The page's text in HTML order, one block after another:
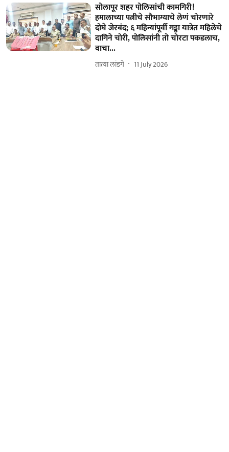
सोलापूर शहर पोलिसांची कामगिरी!
हमालाच्या पत्नीचे सौभाग्याचे लेणं चोरणारे
दोघे जेरबंद; ६ महिन्यांपूर्वी गड्डा यात्रेत महिलेचे
दागिने चोरी, पोलिसांनी तो चोरटा पकडलाच,
वाचा...
तात्या लांडगे 11 July 2026